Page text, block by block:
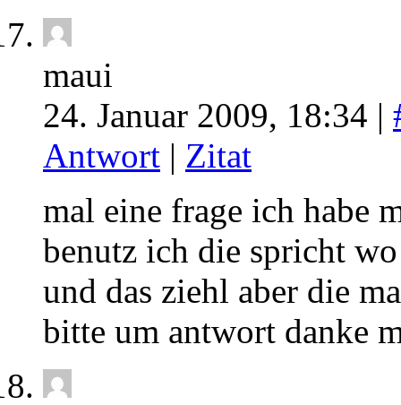
maui
24. Januar 2009, 18:34 |
Antwort | Zitat
mal eine frage ich habe
benutz ich die spricht
und das ziehl aber die
bitte um antwort danke